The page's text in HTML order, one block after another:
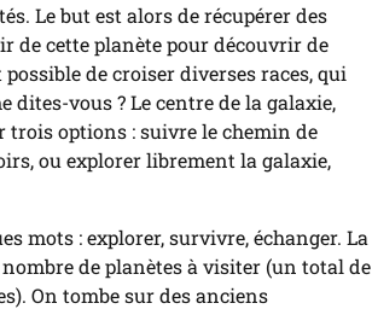
Le but est alors de récupérer des
de cette planète pour découvrir de
de croiser diverses races, qui
dites-vous ? Le centre de la galaxie,
trois options : suivre le chemin de
ou explorer librement la galaxie,
mots : explorer, survivre, échanger. La
de planètes à visiter (un total de
On tombe sur des anciens